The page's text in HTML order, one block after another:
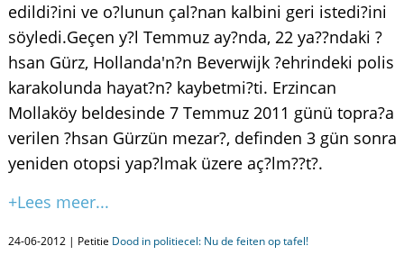
edildi?ini ve o?lunun çal?nan kalbini geri istedi?ini
söyledi.Geçen y?l Temmuz ay?nda, 22 ya??ndaki ?
hsan Gürz, Hollanda'n?n Beverwijk ?ehrindeki polis
karakolunda hayat?n? kaybetmi?ti. Erzincan
Mollaköy beldesinde 7 Temmuz 2011 günü topra?a
verilen ?hsan Gürzün mezar?, definden 3 gün sonra
yeniden otopsi yap?lmak üzere aç?lm??t?.
+Lees meer...
24-06-2012 | Petitie Dood in politiecel: Nu de feiten op tafel!